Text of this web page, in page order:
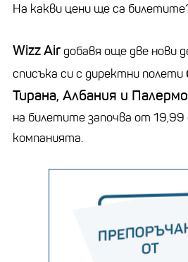
На какви цени ще са
Wizz Airдобавя още две нови
списъка си с директни полети
Тирана, Албания и
на билетите започва от
компанията.